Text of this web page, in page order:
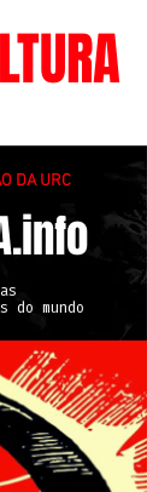
DA URC
do mundo